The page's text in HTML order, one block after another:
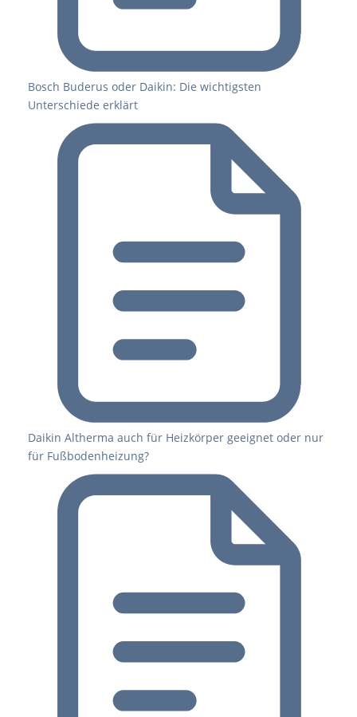
Bosch Buderus oder Daikin: Die wichtigsten
Unterschiede erklärt
Daikin Altherma auch für Heizkörper geeignet oder nur
für Fußbodenheizung?